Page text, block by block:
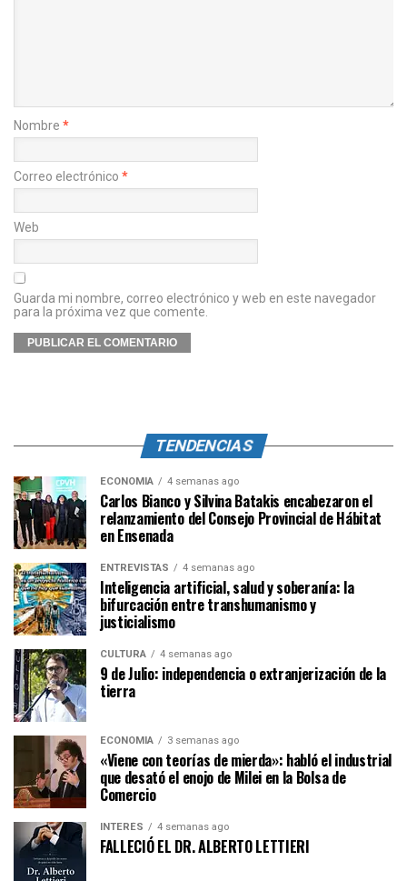
Nombre *
Correo electrónico *
Web
Guarda mi nombre, correo electrónico y web en este navegador
para la próxima vez que comente.
TENDENCIAS
ECONOMÍA 4 semanas ago
Carlos Bianco y Silvina Batakis encabezaron el
relanzamiento del Consejo Provincial de Hábitat
en Ensenada
ENTREVISTAS 4 semanas ago
Inteligencia artificial, salud y soberanía: la
bifurcación entre transhumanismo y
justicialismo
CULTURA 4 semanas ago
9 de Julio: independencia o extranjerización de la
tierra
ECONOMÍA 3 semanas ago
«Viene con teorías de mierda»: habló el industrial
que desató el enojo de Milei en la Bolsa de
Comercio
INTERÉS 4 semanas ago
FALLECIÓ EL DR. ALBERTO LETTIERI